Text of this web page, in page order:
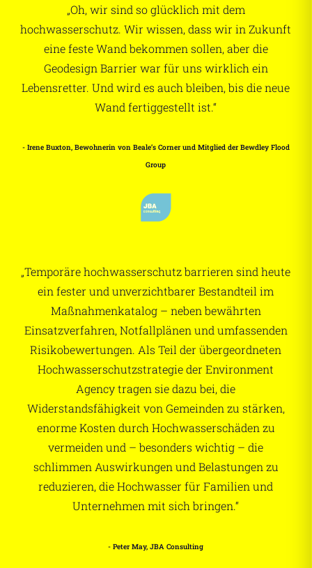
„Oh, wir sind so glücklich mit dem
hochwasserschutz. Wir wissen, dass wir in Zukunft
eine feste Wand bekommen sollen, aber die
Geodesign Barrier war für uns wirklich ein
Lebensretter. Und wird es auch bleiben, bis die neue
Wand fertiggestellt ist.“
- Irene Buxton, Bewohnerin von Beale’s Corner und Mitglied der Bewdley Flood
Group
„Temporäre hochwasserschutz barrieren sind heute
ein fester und unverzichtbarer Bestandteil im
Maßnahmenkatalog – neben bewährten
Einsatzverfahren, Notfallplänen und umfassenden
Risikobewertungen. Als Teil der übergeordneten
Hochwasserschutzstrategie der Environment
Agency tragen sie dazu bei, die
Widerstandsfähigkeit von Gemeinden zu stärken,
enorme Kosten durch Hochwasserschäden zu
vermeiden und – besonders wichtig – die
schlimmen Auswirkungen und Belastungen zu
reduzieren, die Hochwasser für Familien und
Unternehmen mit sich bringen.“
- Peter May, JBA Consulting